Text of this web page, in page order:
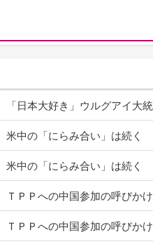
「日本大好き」ウルグアイ大
米中の「にらみ合い」は続く
米中の「にらみ合い」は続く
ＴＰＰへの中国参加の呼びか
ＴＰＰへの中国参加の呼びか